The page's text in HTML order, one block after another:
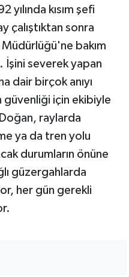
yılında kısım şefi
çalıştıktan sonra
bakım
severek yapan
dair birçok anıyı
güvenliği için ekibiyle
Doğan, raylarda
ya da tren yolu
durumların önüne
güzergahlarda
her gün gerekli